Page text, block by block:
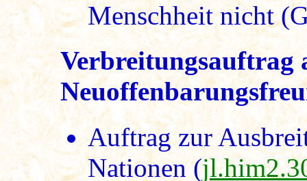
Menschheit nicht
Verbreitungsauftrag
Auftrag zur
Nationen (